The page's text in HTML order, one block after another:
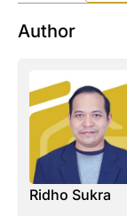
Author
Ridho Sukra